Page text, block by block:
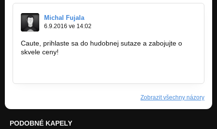
Michal Fujala
6.9.2016 ve 14:02
Caute, prihlaste sa do hudobnej sutaze a zabojujte o
skvele ceny!
Zobrazit všechny názory
PODOBNÉ KAPELY